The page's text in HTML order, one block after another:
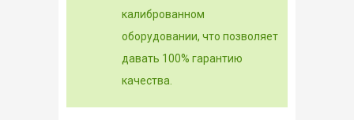
калиброванном
оборудовании, что позволяет
давать 100% гарантию
качества.